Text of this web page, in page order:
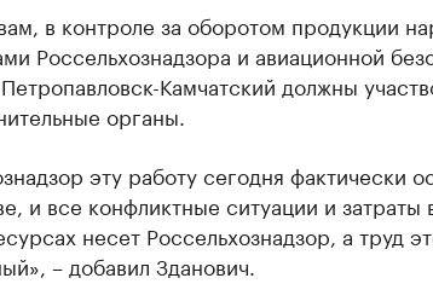
в контроле за оборотом продукции
Россельхознадзора и авиационной
Камчатский должны
органы.
эту работу сегодня фактически
и все конфликтные ситуации и затраты
несет Россельхознадзор, а труд
– добавил Зданович.